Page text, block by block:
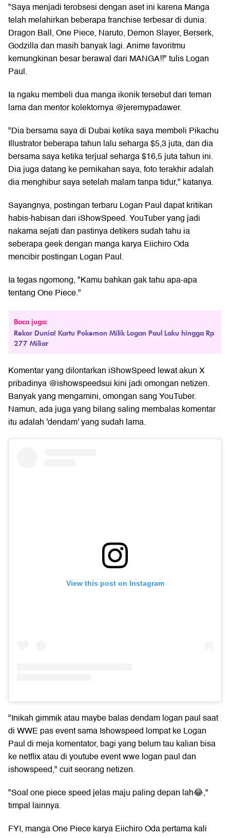
"Saya menjadi terobsesi dengan aset ini karena Manga
telah melahirkan beberapa franchise terbesar di dunia:
Dragon Ball, One Piece, Naruto, Demon Slayer, Berserk,
Godzilla dan masih banyak lagi. Anime favoritmu
kemungkinan besar berawal dari MANGA!!" tulis Logan
Paul.
Ia ngaku membeli dua manga ikonik tersebut dari teman
lama dan mentor kolektornya @jeremypadawer.
"Dia bersama saya di Dubai ketika saya membeli Pikachu
Illustrator beberapa tahun lalu seharga $5,3 juta, dan dia
bersama saya ketika terjual seharga $16,5 juta tahun ini.
Dia juga datang ke pernikahan saya, foto terakhir adalah
dia menghibur saya setelah malam tanpa tidur," katanya.
Sayangnya, postingan terbaru Logan Paul dapat kritikan
habis-habisan dari iShowSpeed. YouTuber yang jadi
nakama sejati dan pastinya detikers sudah tahu ia
seberapa geek dengan manga karya Eiichiro Oda
mencibir postingan Logan Paul.
Ia tegas ngomong, "Kamu bahkan gak tahu apa-apa
tentang One Piece."
Baca juga:
Rekor Dunia! Kartu Pokemon Milik Logan Paul Laku hingga Rp
277 Miliar
Komentar yang dilontarkan iShowSpeed lewat akun X
pribadinya @ishowspeedsui kini jadi omongan netizen.
Banyak yang mengamini, omongan sang YouTuber.
Namun, ada juga yang bilang saling membalas komentar
itu adalah 'dendam' yang sudah lama.
View this post on Instagram
"Inikah gimmik atau maybe balas dendam logan paul saat
di WWE pas event sama Ishowspeed lompat ke Logan
Paul di meja komentator, bagi yang belum tau kalian bisa
ke netflix atau di youtube event wwe logan paul dan
ishowspeed," cuit seorang netizen.
"Soal one piece speed jelas maju paling depan lah😂,"
timpal lainnya.
FYI, manga One Piece karya Eiichiro Oda pertama kali